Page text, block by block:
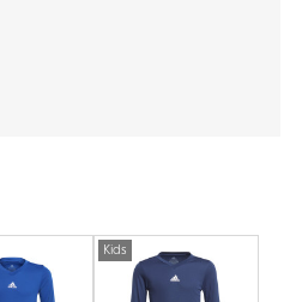
Kids